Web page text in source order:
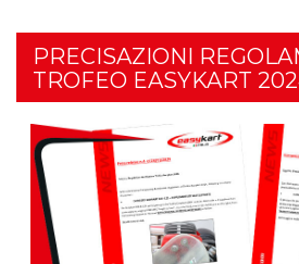
PRECISAZIONI
TROFEO EASYKART